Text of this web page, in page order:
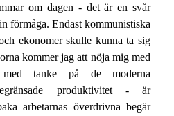
om dagen - det är en svår
förmåga. Endast kommunistiska
ekonomer skulle kunna ta sig
kommer jag att nöja mig med
tanke på de moderna
produktivitet - är
arbetarnas överdrivna begär